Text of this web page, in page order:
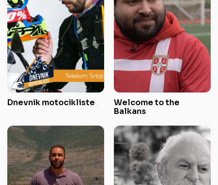
Dnevnik motocikliste
Welcome to the
Balkans